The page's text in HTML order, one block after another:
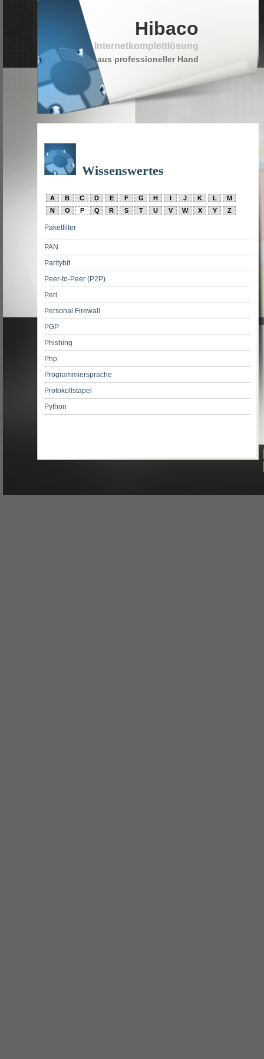
Hibaco
Internetkomplettlösung
aus professioneller Hand
Wissenswertes
A B C D E F G H I J K L
M
N
O P Q R S T U V W X Y Z
Paketfilter
PAN
Paritybit
Peer-to-Peer (P2P)
Perl
Personal Firewall
PGP
Phishing
Php
Programmiersprache
Protokollstapel
Python